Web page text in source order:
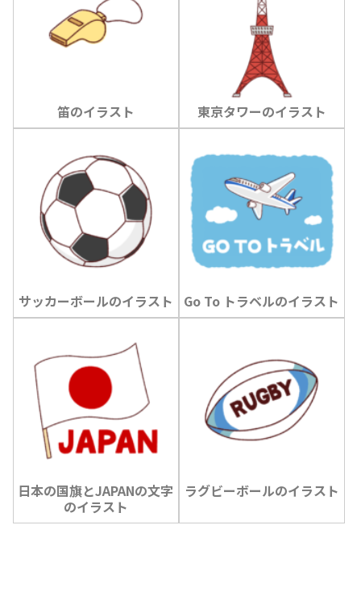
笛のイラスト 東京タワーのイラスト
サッカーボールのイラスト Go To トラベルのイラスト
日本の国旗とJAPANの文字
のイラスト
ラグビーボールのイラスト